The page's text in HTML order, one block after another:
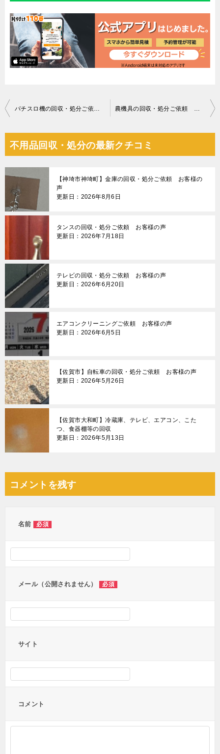
投
ナ
ビ
ゲ
シ
ョ
ン
パチスロ機の回収・処分ご依頼 お客様の声 農機具の回収・処分ご依頼 お客様の声
不用品回収・処分の最新クチコミ
【神埼市神埼町】金庫の回収・処分ご依頼 お客様の
声
更新日：2026年8月6日
タンスの回収・処分ご依頼 お客様の声
更新日：2026年7月18日
テレビの回収・処分ご依頼 お客様の声
更新日：2026年6月20日
エアコンクリーニングご依頼 お客様の声
更新日：2026年6月5日
【佐賀市】自転車の回収・処分ご依頼 お客様の声
更新日：2026年5月26日
【佐賀市大和町】冷蔵庫、テレビ、エアコン、こた
つ、食器棚等の回収
更新日：2026年5月13日
コメントを残す
名前 必須
メール（公開されません） 必須
サイト
コメント